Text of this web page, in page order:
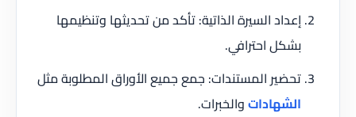
إعداد السيرة الذاتية: تأكد من تحديثها وتنظيمها
بشكل احترافي.
تحضير المستندات: جمع جميع الأوراق المطلوبة مثل
الشهاداتوالخبرات.